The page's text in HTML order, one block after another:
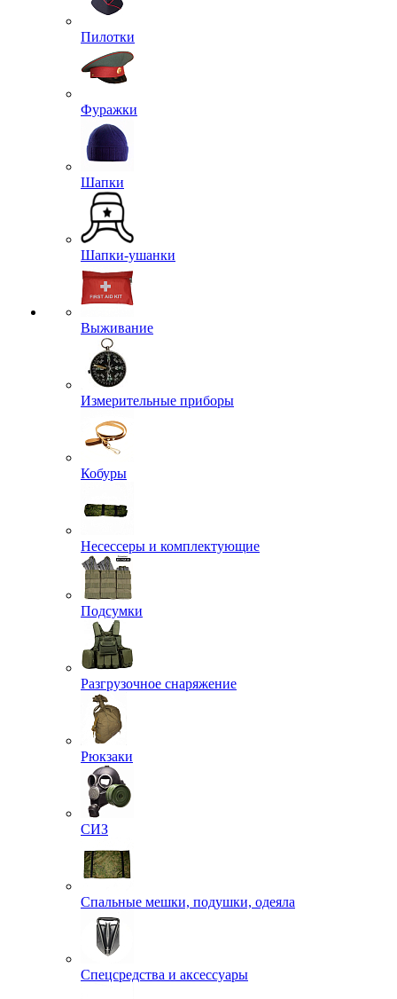
Пилотки
Фуражки
Шапки
Шапки-ушанки
Выживание
Измерительные приборы
Кобуры
Несессеры и комплектующие
Подсумки
Разгрузочное снаряжение
Рюкзаки
СИЗ
Спальные мешки, подушки, одеяла
Спецсредства и аксессуары